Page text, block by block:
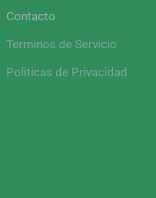
Contacto
Terminos de Servicio
Politicas de Privacidad